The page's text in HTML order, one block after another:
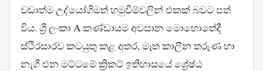
වඩාත්ම උද්යෝගිමත් හමුවීම්වලින් එකක් බවට පත්
විය. ශ්‍රී ලංකා A කණ්ඩායම අවසාන මොහොතේදී
ස්ථිරසාරව කටයුතු කළ අතර, මෑත කාලීන තරුණ හා
නැගී එන මට්ටමේ ක්‍රිකට් ඉතිහාසයේ ශ්‍රේෂ්ඨ